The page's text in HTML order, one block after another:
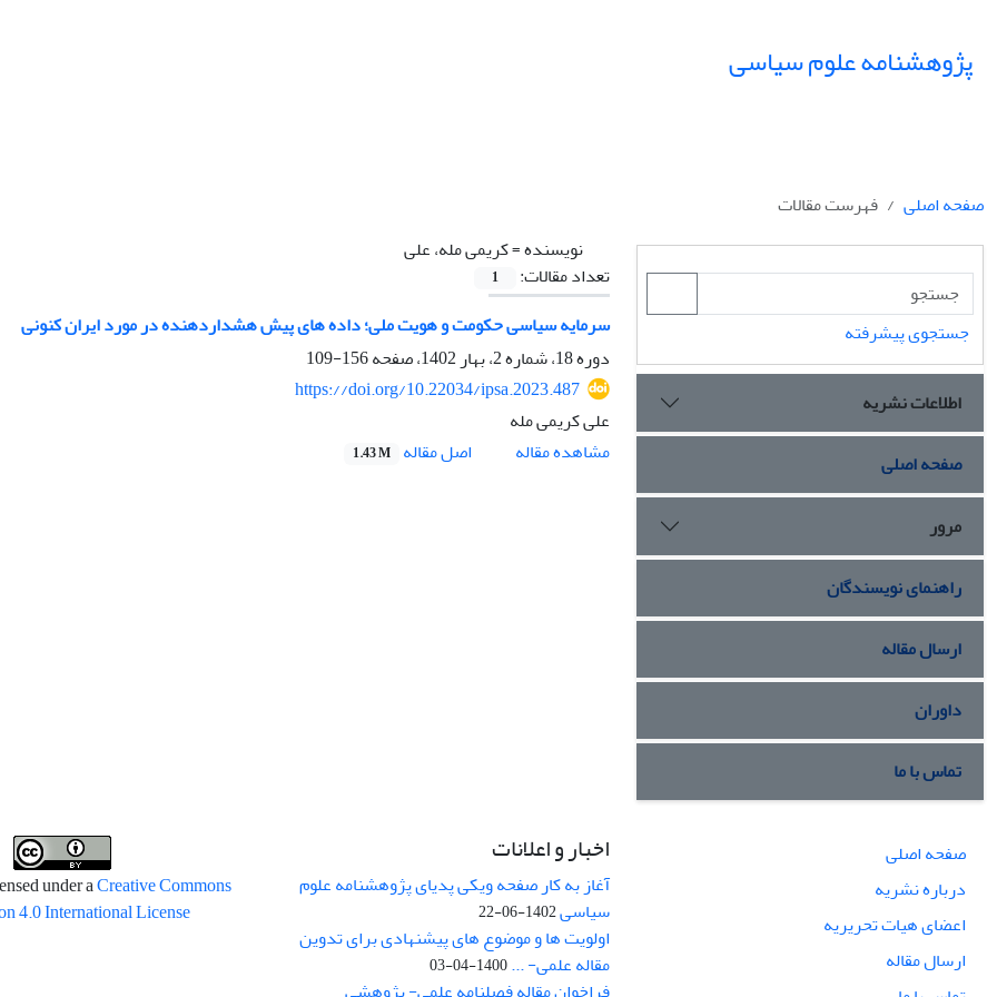
پژوهشنامه علوم سیاسی
صفحه اصلی
فهرست مقالات
نویسنده =کریمی مله، علی
تعداد مقالات:
1
سرمایه سیاسی حکومت و هویت ملی؛ داده های پیش هشداردهنده در مورد ایران کنونی
دوره 18، شماره 2، بهار 1402، صفحه
156-109
https://doi.org/10.22034/ipsa.2023.487
علی کریمی مله
مشاهده مقاله
اصل مقاله 1.43 M
جستجوی پیشرفته
اطلاعات نشریه
صفحه اصلی
مرور
راهنمای نویسندگان
ارسال مقاله
داوران
تماس با ما
صفحه اصلی
درباره نشریه
اعضای هیات تحریریه
ارسال مقاله
اخبار و اعلانات
آغاز به کار صفحه ویکی پدیای پژوهشنامه علوم
سیاسی1402-06-22
اولویت ها و موضوع های پیشنهادی برای تدوین
مقاله علمی- ...1400-04-03
under aCreative Commons
4.0 International License